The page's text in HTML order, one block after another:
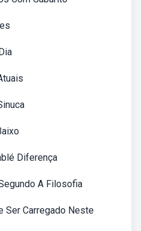
Diferença
A Filosofia
Ser Carregado Neste